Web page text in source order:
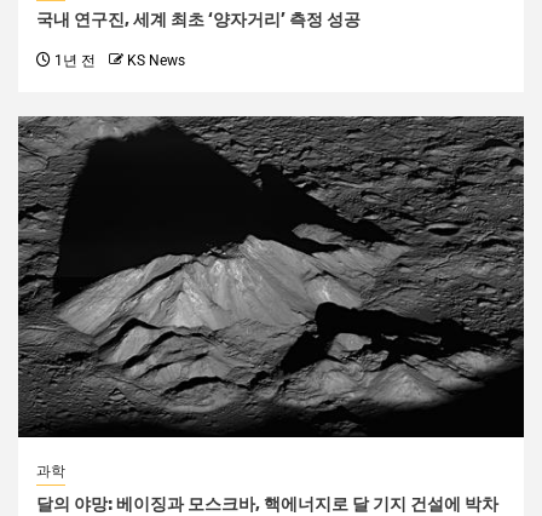
국내 연구진, 세계 최초 ‘양자거리’ 측정 성공
1년 전 KS News
과학
달의 야망: 베이징과 모스크바, 핵에너지로 달 기지 건설에 박차